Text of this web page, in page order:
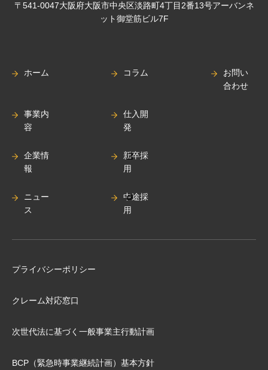
〒541-0047大阪府大阪市中央区淡路町4丁目2番13号アーバンネ
ット御堂筋ビル7F
ホーム
事業内
容
企業情
報
ニュー
ス
コラム
仕入開
発
新卒採
用
中途採
用
お問い
合わせ
プライバシーポリシー
クレーム対応窓口
次世代法に基づく⼀般事業主⾏動計画
BCP（緊急時事業継続計画）基本⽅針